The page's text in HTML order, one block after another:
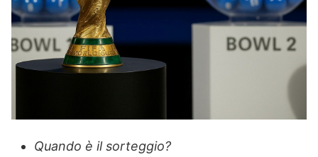
Quando è il sorteggio?